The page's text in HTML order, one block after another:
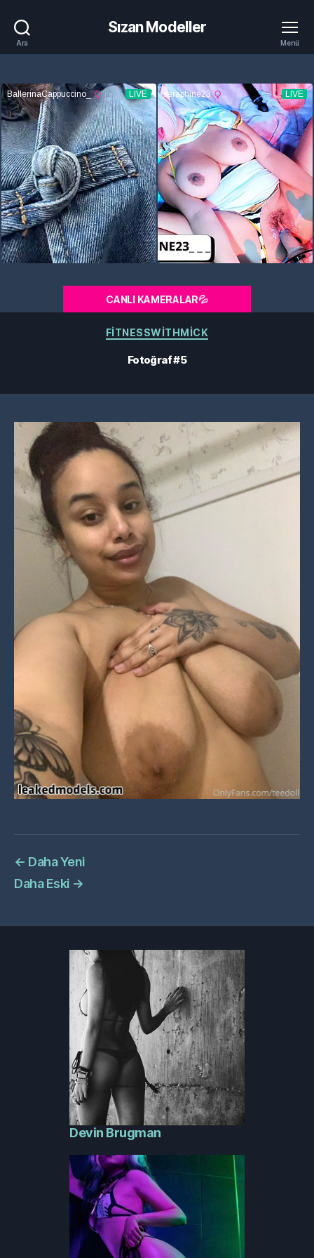
Ara
Sızan Modeller
Menü
CANLI KAMERALAR💦
Kategoriler
FITNESSWITHMICK
Fotoğraf #5
← Daha Yeni
Daha Eski →
Devin Brugman